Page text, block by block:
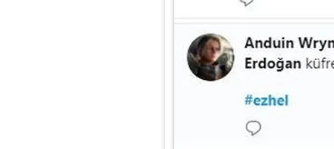
mevzuata uygun